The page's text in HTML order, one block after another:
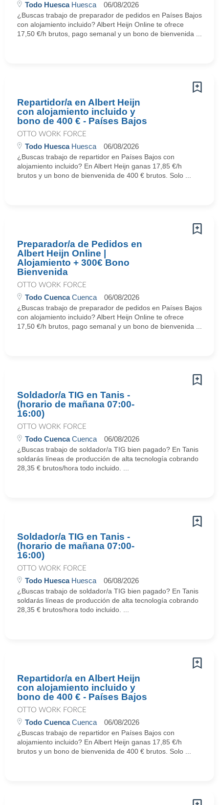
Todo HuescaHuesca 06/08/2026
¿Buscas trabajo de preparador de pedidos en Países Bajos
con alojamiento incluido? Albert Heijn Online te ofrece
17,50 €/h brutos, pago semanal y un bono de bienvenida ...
Repartidor/a en Albert Heijn
con alojamiento incluido y
bono de 400 € - Países Bajos
OTTO WORK FORCE
Todo HuescaHuesca 06/08/2026
¿Buscas trabajo de repartidor en Países Bajos con
alojamiento incluido? En Albert Heijn ganas 17,85 €/h
brutos y un bono de bienvenida de 400 € brutos. Solo ...
Preparador/a de Pedidos en
Albert Heijn Online |
Alojamiento + 300€ Bono
Bienvenida
OTTO WORK FORCE
Todo CuencaCuenca 06/08/2026
¿Buscas trabajo de preparador de pedidos en Países Bajos
con alojamiento incluido? Albert Heijn Online te ofrece
17,50 €/h brutos, pago semanal y un bono de bienvenida ...
Soldador/a TIG en Tanis -
(horario de mañana 07:00-
16:00)
OTTO WORK FORCE
Todo CuencaCuenca 06/08/2026
¿Buscas trabajo de soldador/a TIG bien pagado? En Tanis
soldarás líneas de producción de alta tecnología cobrando
28,35 € brutos/hora todo incluido. ...
Soldador/a TIG en Tanis -
(horario de mañana 07:00-
16:00)
OTTO WORK FORCE
Todo HuescaHuesca 06/08/2026
¿Buscas trabajo de soldador/a TIG bien pagado? En Tanis
soldarás líneas de producción de alta tecnología cobrando
28,35 € brutos/hora todo incluido. ...
Repartidor/a en Albert Heijn
con alojamiento incluido y
bono de 400 € - Países Bajos
OTTO WORK FORCE
Todo CuencaCuenca 06/08/2026
¿Buscas trabajo de repartidor en Países Bajos con
alojamiento incluido? En Albert Heijn ganas 17,85 €/h
brutos y un bono de bienvenida de 400 € brutos. Solo ...